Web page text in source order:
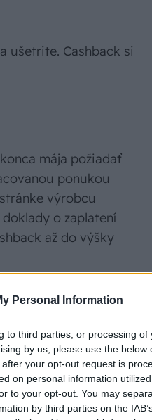
Personal Information
to third parties, or processing of
by us, please use the below
your opt-out request is
on personal information
to your opt-out. You may
by third parties on the
ušetrite. Cashback si
mája požiadať
ponukou
výrobcu
o zaplatení
až do výšky